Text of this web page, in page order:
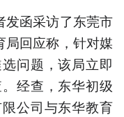
发函采访了东莞市
回应称，针对媒
问题，该局立即
经查，东华初级
公司与东华教育